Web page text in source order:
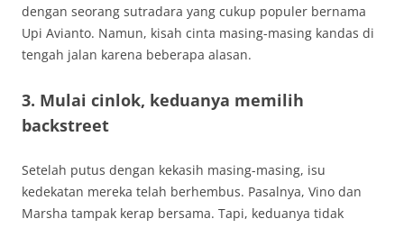
dengan seorang sutradara yang cukup populer bernama
Upi Avianto. Namun, kisah cinta masing-masing kandas di
tengah jalan karena beberapa alasan.
3. Mulai cinlok, keduanya memilih
backstreet
Setelah putus dengan kekasih masing-masing, isu
kedekatan mereka telah berhembus. Pasalnya, Vino dan
Marsha tampak kerap bersama. Tapi, keduanya tidak